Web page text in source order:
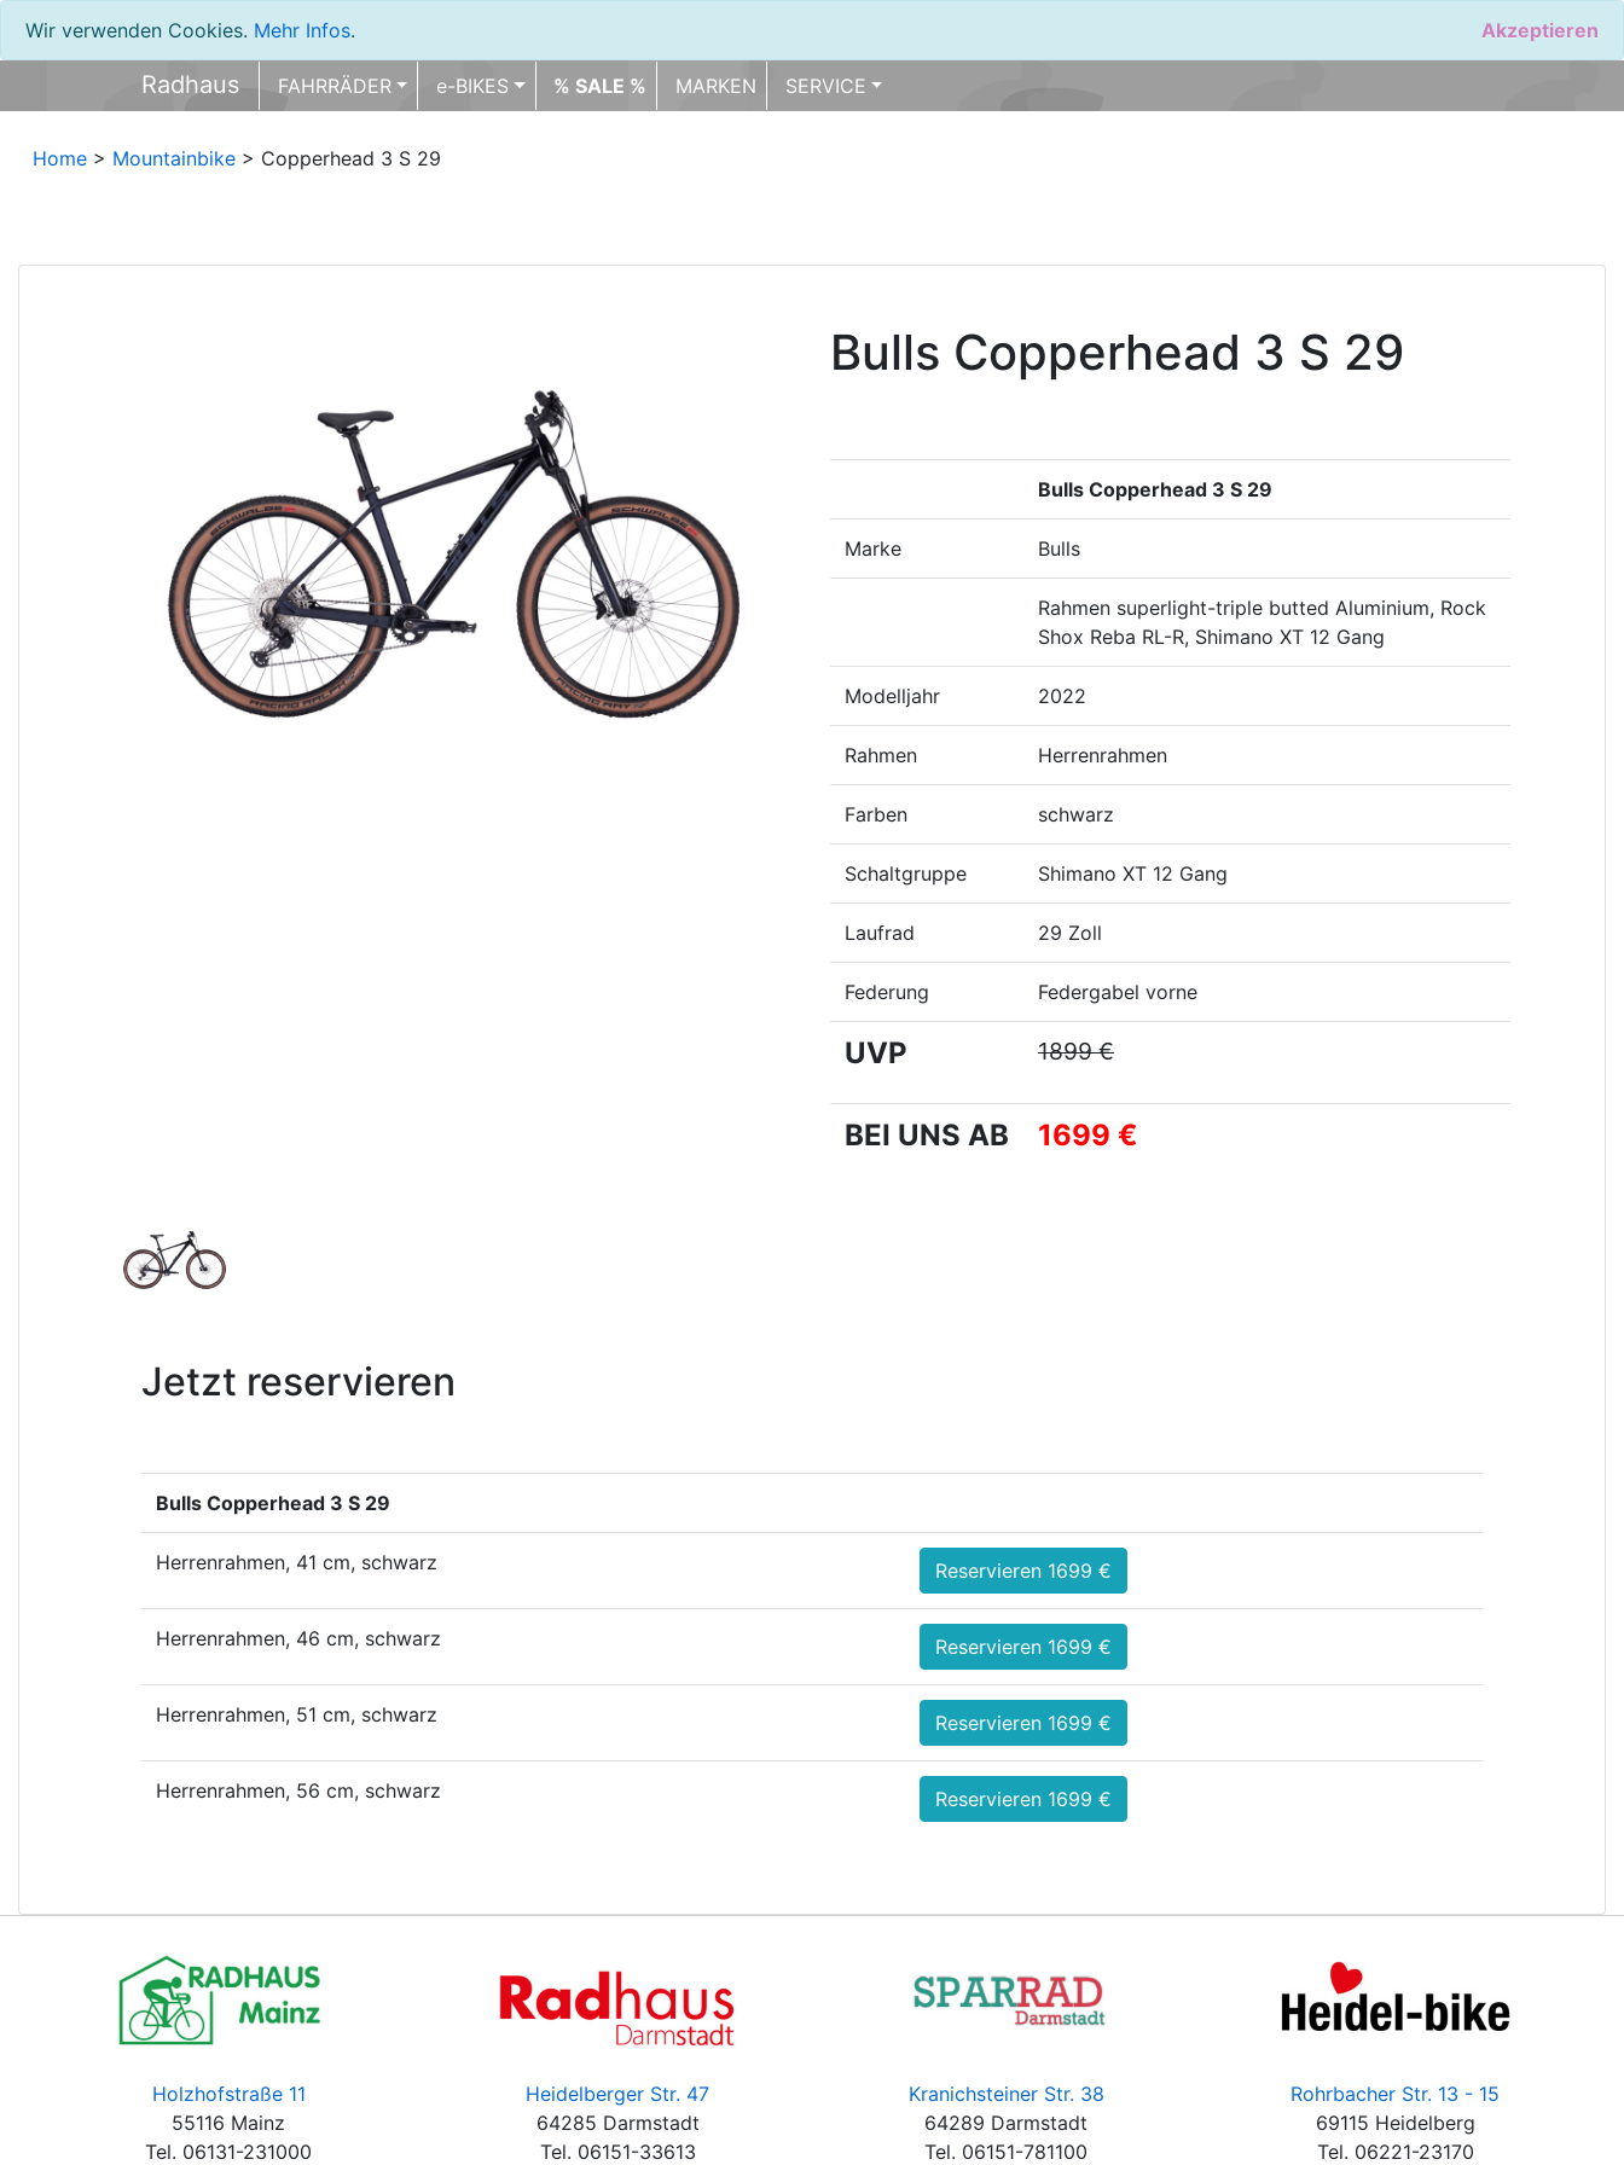
Wir verwenden Cookies. Mehr Infos. Akzeptieren
Radhaus FAHRRÄDER e-BIKES % SALE % MARKEN SERVICE
Home> Mountainbike> Copperhead 3 S 29
Bulls Copperhead 3 S 29
Bulls Copperhead 3 S 29
Marke Bulls
Rahmen superlight-triple butted Aluminium, Rock
Shox Reba RL-R, Shimano XT 12 Gang
Modelljahr 2022
Rahmen Herrenrahmen
Farben schwarz
Schaltgruppe Shimano XT 12 Gang
Laufrad 29 Zoll
Federung Federgabel vorne
UVP 1899 €
BEI UNS AB 1699 €
Jetzt reservieren
Bulls Copperhead 3 S 29
Herrenrahmen, 41 cm, schwarz Reservieren 1699 €
Herrenrahmen, 46 cm, schwarz Reservieren 1699 €
Herrenrahmen, 51 cm, schwarz Reservieren 1699 €
Herrenrahmen, 56 cm, schwarz Reservieren 1699 €
Holzhofstraße 11
55116 Mainz
Tel. 06131-231000
Heidelberger Str. 47
64285 Darmstadt
Tel. 06151-33613
Kranichsteiner Str. 38
64289 Darmstadt
Tel. 06151-781100
Rohrbacher Str. 13 - 15
69115 Heidelberg
Tel. 06221-23170